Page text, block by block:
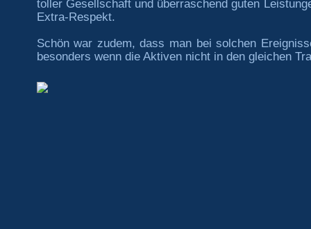
toller Gesellschaft und überraschend guten
Extra-Respekt.
Schön war zudem, dass man bei solchen
besonders wenn die Aktiven nicht in den gleichen